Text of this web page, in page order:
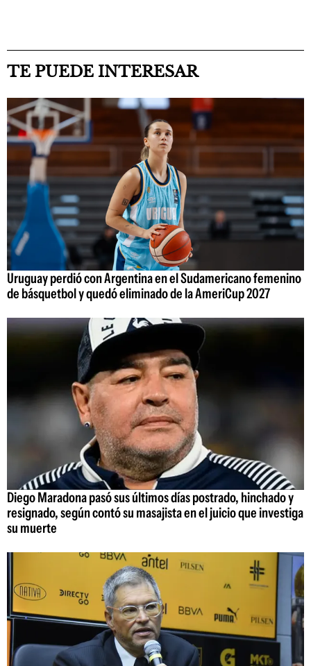
TE PUEDE INTERESAR
Uruguay perdió con Argentina en el Sudamericano femenino
de básquetbol y quedó eliminado de la AmeriCup 2027
Diego Maradona pasó sus últimos días postrado, hinchado y
resignado, según contó su masajista en el juicio que investiga
su muerte